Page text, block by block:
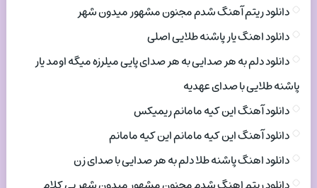
دانلود ریتم آهنگ شدم مجنون مشهور میدون شهر
دانلود اهنگ یار پاشنه طلایی اصلی
دانلود دلم به هر صدایی به هر صدای پایی میلرزه میگه اومد یار
پاشنه طلایی با صدای عهدیه
دانلود آهنگ این کیه مامانم ریمیکس
دانلود آهنگ این کیه مامانم این کیه مامانم
دانلود اهنگ پاشنه طلا دلم به هر صدایی با صدای زن